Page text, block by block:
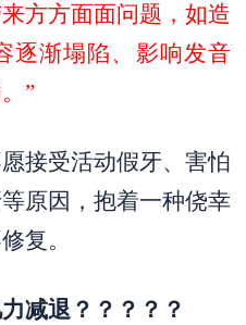
方方面面问题，如造
逐渐塌陷、影响发音
”
接受活动假牙、害怕
原因，抱着一种侥幸
复。
减退？？？？？